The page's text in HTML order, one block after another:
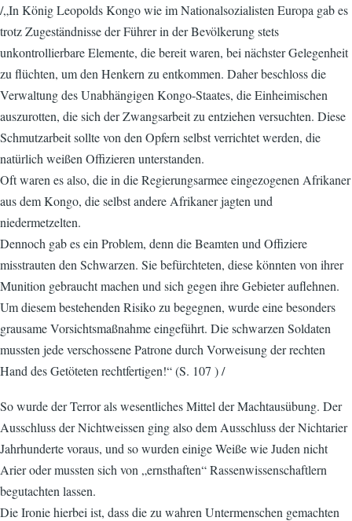
/„In König Leopolds Kongo wie im Nationalsozialisten Europa gab es
trotz Zugeständnisse der Führer in der Bevölkerung stets
unkontrollierbare Elemente, die bereit waren, bei nächster Gelegenheit
zu flüchten, um den Henkern zu entkommen. Daher beschloss die
Verwaltung des Unabhängigen Kongo-Staates, die Einheimischen
auszurotten, die sich der Zwangsarbeit zu entziehen versuchten. Diese
Schmutzarbeit sollte von den Opfern selbst verrichtet werden, die
natürlich weißen Offizieren unterstanden.
Oft waren es also, die in die Regierungsarmee eingezogenen Afrikaner
aus dem Kongo, die selbst andere Afrikaner jagten und
niedermetzelten.
Dennoch gab es ein Problem, denn die Beamten und Offiziere
misstrauten den Schwarzen. Sie befürchteten, diese könnten von ihrer
Munition gebraucht machen und sich gegen ihre Gebieter auflehnen.
Um diesem bestehenden Risiko zu begegnen, wurde eine besonders
grausame Vorsichtsmaßnahme eingeführt. Die schwarzen Soldaten
mussten jede verschossene Patrone durch Vorweisung der rechten
Hand des Getöteten rechtfertigen!“ (S. 107 ) /
So wurde der Terror als wesentliches Mittel der Machtausübung. Der
Ausschluss der Nichtweissen ging also dem Ausschluss der Nichtarier
Jahrhunderte voraus, und so wurden einige Weiße wie Juden nicht
Arier oder mussten sich von „ernsthaften“ Rassenwissenschaftlern
begutachten lassen.
Die Ironie hierbei ist, dass die zu wahren Untermenschen gemachten